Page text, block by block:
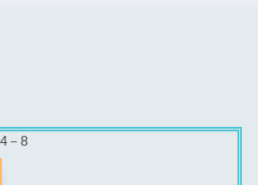
－8